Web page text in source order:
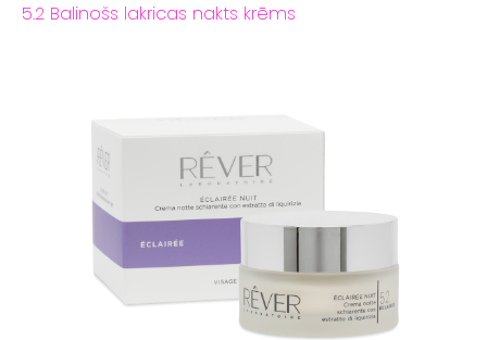
5.2 Balinošs lakricas nakts krēms